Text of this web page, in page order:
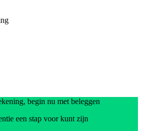
begin nu met beleggen
een stap voor kunt zijn